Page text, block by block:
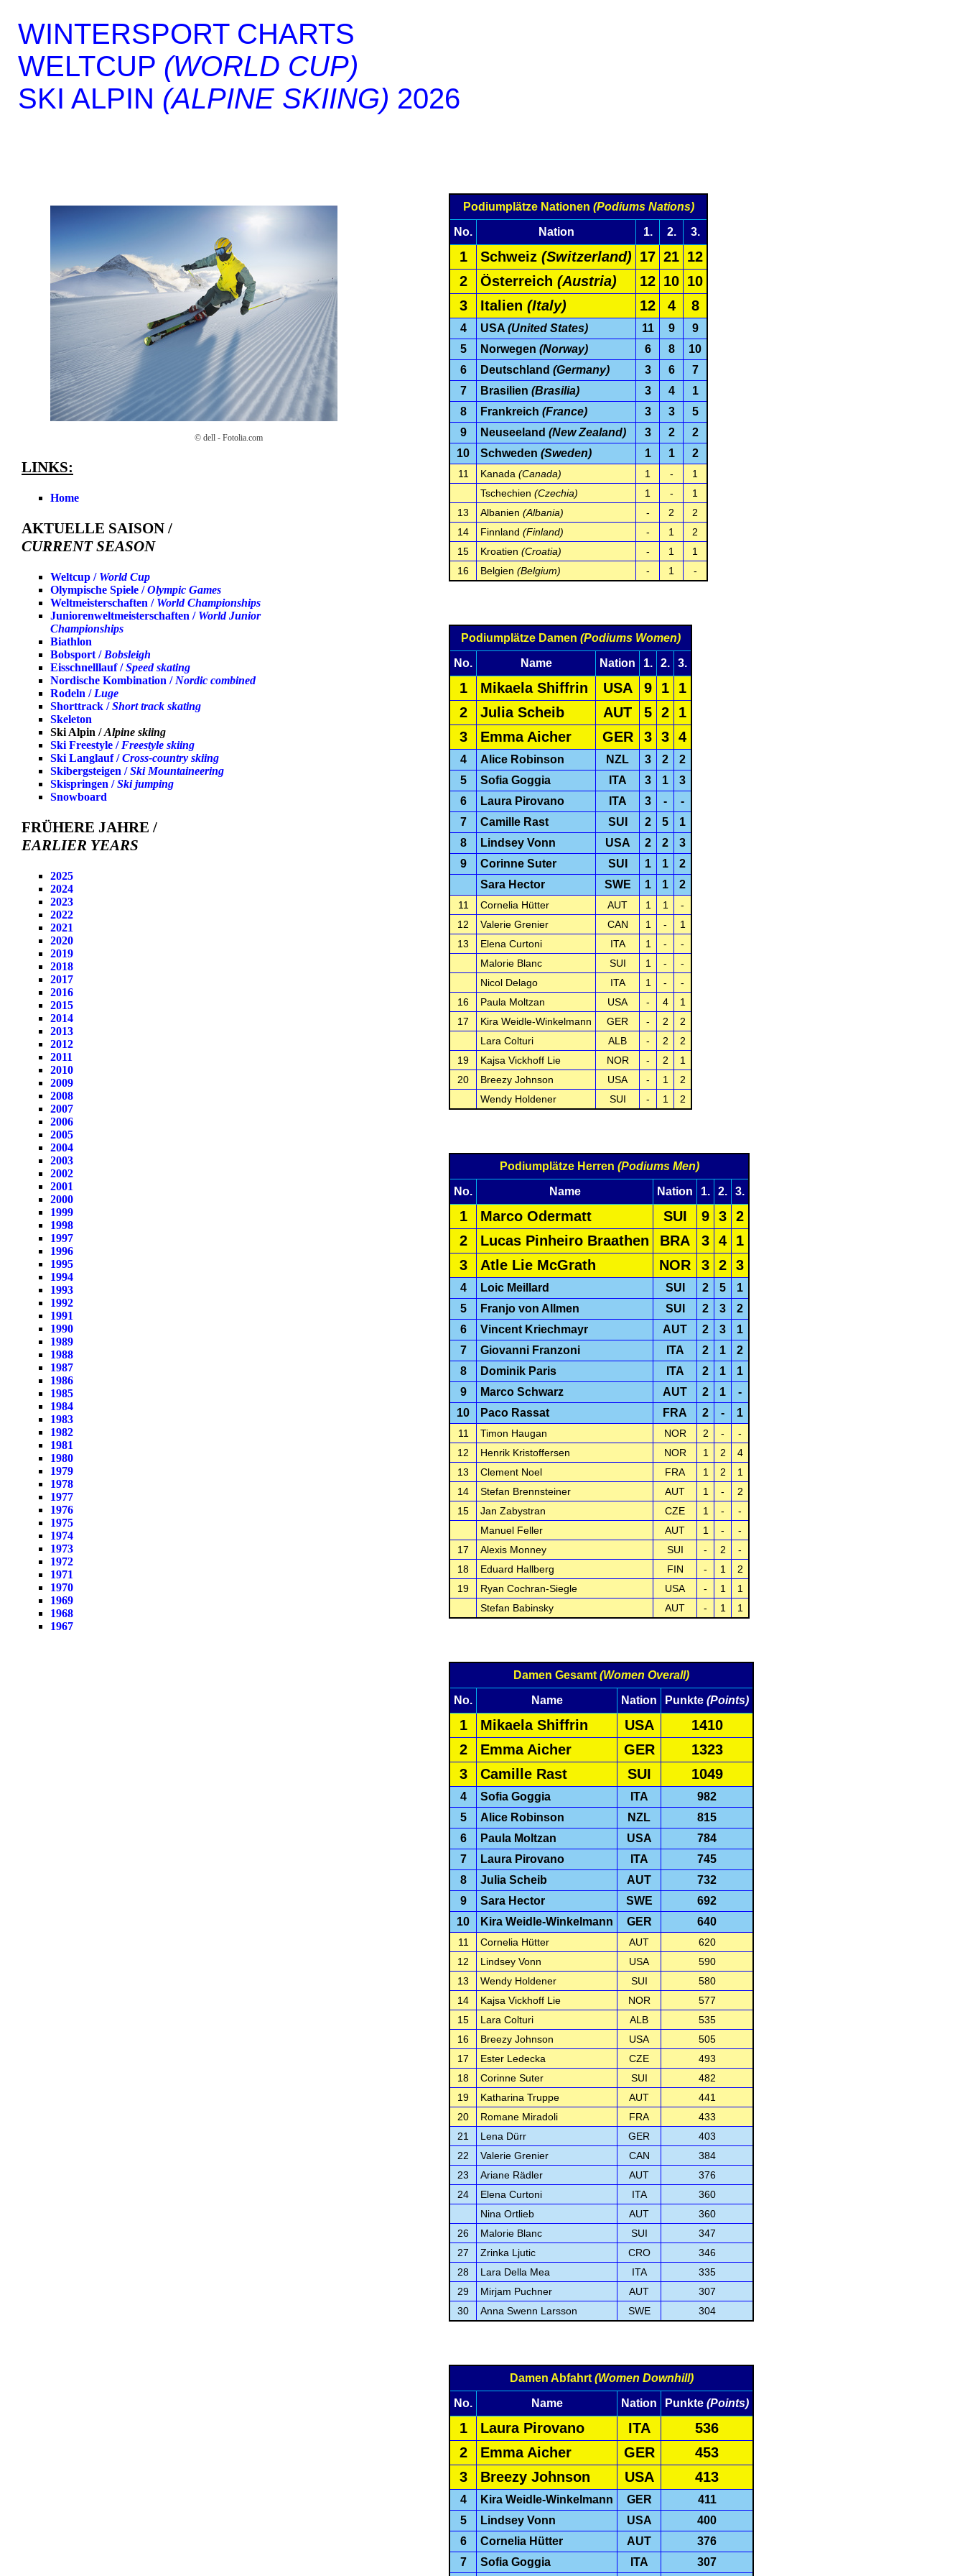
WINTERSPORT CHARTS
WELTCUP (WORLD CUP)
SKI ALPIN (ALPINE SKIING) 2026
© dell - Fotolia.com
LINKS:
Home
AKTUELLE SAISON /
CURRENT SEASON
Weltcup / World Cup
Olympische Spiele /Olympic Games
Weltmeisterschaften / World Championships
Juniorenweltmeisterschaften / World Junior
Championships
Biathlon
Bobsport / Bobsleigh
Eisschnelllauf /Speed skating
Nordische Kombination / Nordic combined
Rodeln / Luge
Shorttrack /Short track skating
Skeleton
Ski Alpin /Alpine skiing
Ski Freestyle / Freestyle skiing
Ski Langlauf /Cross-country skiing
Skibergsteigen /Ski Mountaineering
Skispringen /Ski jumping
Snowboard
FRÜHERE JAHRE /
EARLIER YEARS
2025
2024
2023
2022
2021
2020
2019
2018
2017
2016
2015
2014
2013
2012
2011
2010
2009
2008
2007
2006
2005
2004
2003
2002
2001
2000
1999
1998
1997
1996
1995
1994
1993
1992
1991
1990
1989
1988
1987
1986
1985
1984
1983
1982
1981
1980
1979
1978
1977
1976
1975
1974
1973
1972
1971
1970
1969
1968
1967
Podiumplätze Nationen (Podiums Nations)
No. Nation 1. 2. 3.
1 Schweiz (Switzerland) 17 21 12
2
Österreich (Austria) 12 10 10
3
Italien (Italy) 12 4 8
4 USA (United States) 11 9
9
5
Norwegen (Norway) 6 8
10
6
Deutschland (Germany) 3 6
7
7
Brasilien (Brasilia) 3 4
1
8
Frankreich (France) 3 3
5
9
Neuseeland (New Zealand) 3 2
2
10
Schweden (Sweden) 1 1 2
11 Kanada (Canada) 1 -
1
Tschechien (Czechia) 1 -
1
13
Albanien (Albania) - 2
2
14
Finnland (Finland) - 1
2
15
Kroatien (Croatia) - 1
1
16
Belgien (Belgium) - 1 -
Podiumplätze Damen (Podiums Women)
No. Name Nation 1. 2. 3.
1 Mikaela Shiffrin USA 9 1
1
2
Julia Scheib AUT 5 2
1
3
Emma Aicher GER 3 3 4
4 Alice Robinson NZL 3 2
2
5
Sofia Goggia ITA 3 1
3
6
Laura Pirovano ITA 3 -
-
7
Camille Rast SUI 2 5
1
8
Lindsey Vonn USA 2 2
3
9
Corinne Suter SUI 1 1
2
Sara Hector
SWE 1 1 2
11 Cornelia Hütter AUT 1 1
-
12
Valerie Grenier CAN 1 -
1
13
Elena Curtoni ITA 1 -
-
Malorie Blanc
SUI 1 -
-
Nicol Delago
ITA 1 -
-
16
Paula Moltzan USA - 4
1
17
Kira Weidle-Winkelmann GER - 2
2
Lara Colturi
ALB - 2
2
19
Kajsa Vickhoff Lie NOR - 2
1
20
Breezy Johnson USA - 1
2
Wendy Holdener
SUI - 1 2
Podiumplätze Herren (Podiums Men)
No. Name Nation 1. 2. 3.
1 Marco Odermatt SUI 9 3 2
2
Lucas Pinheiro Braathen BRA 3 4
1
3
Atle Lie McGrath NOR 3 2 3
4 Loic Meillard SUI 2 5
1
5
Franjo von Allmen SUI 2 3
2
6
Vincent Kriechmayr AUT 2 3
1
7
Giovanni Franzoni ITA 2 1
2
8
Dominik Paris ITA 2 1
1
9
Marco Schwarz AUT 2 1
-
10
Paco Rassat FRA 2 - 1
11 Timon Haugan NOR 2 -
-
12
Henrik Kristoffersen NOR 1 2
4
13
Clement Noel FRA 1 2
1
14
Stefan Brennsteiner AUT 1 -
2
15
Jan Zabystran CZE 1 -
-
Manuel Feller
AUT 1 -
-
17
Alexis Monney SUI - 2
-
18
Eduard Hallberg FIN - 1
2
19
Ryan Cochran-Siegle USA - 1
1
Stefan Babinsky
AUT - 1 1
Damen Gesamt (Women Overall)
No. Name Nation Punkte (Points)
1 Mikaela Shiffrin USA
1410
2
Emma Aicher GER
1323
3
Camille Rast SUI 1049
4 Sofia Goggia ITA
982
5
Alice Robinson NZL
815
6
Paula Moltzan USA
784
7
Laura Pirovano ITA
745
8
Julia Scheib AUT
732
9
Sara Hector SWE
692
10
Kira Weidle-Winkelmann GER 640
11 Cornelia Hütter AUT
620
12
Lindsey Vonn USA
590
13
Wendy Holdener SUI
580
14
Kajsa Vickhoff Lie NOR
577
15
Lara Colturi ALB
535
16
Breezy Johnson USA
505
17
Ester Ledecka CZE
493
18
Corinne Suter SUI
482
19
Katharina Truppe AUT
441
20
Romane Miradoli FRA
433
21
Lena Dürr GER
403
22
Valerie Grenier CAN
384
23
Ariane Rädler AUT
376
24
Elena Curtoni ITA
360
Nina Ortlieb
AUT
360
26
Malorie Blanc SUI
347
27
Zrinka Ljutic CRO
346
28
Lara Della Mea ITA
335
29
Mirjam Puchner AUT
307
30
Anna Swenn Larsson SWE 304
Damen Abfahrt (Women Downhill)
No. Name Nation Punkte (Points)
1 Laura Pirovano ITA
536
2
Emma Aicher GER
453
3
Breezy Johnson USA 413
4 Kira Weidle-Winkelmann GER
411
5
Lindsey Vonn USA
400
6
Cornelia Hütter AUT
376
7
Sofia Goggia ITA 307